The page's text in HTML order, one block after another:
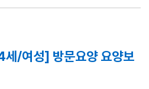
/여성] 방문요양 요양보